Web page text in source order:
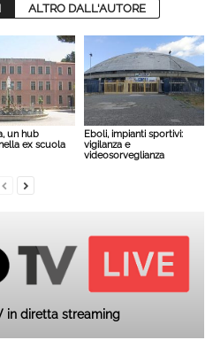
ALTRO DALL'AUTORE
un hub
ex scuola
Eboli, impianti sportivi:
vigilanza e
videosorveglianza
in diretta streaming